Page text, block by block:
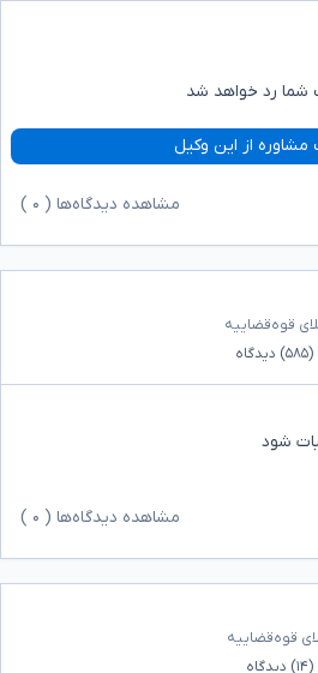
شما رد خواهد شد
مشاوره از این وکیل
مشاهده دیدگاه‌ها ( ۰
قوه‌قضاییه
(۵۸۵) دیدگاه
شود
مشاهده دیدگاه‌ها ( ۰
قوه‌قضاییه
(۱۴) دیدگاه